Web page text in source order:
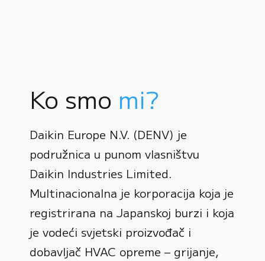
Ko smo mi?
Daikin Europe N.V. (DENV) je
podružnica u punom vlasništvu
Daikin Industries Limited.
Multinacionalna je korporacija koja je
registrirana na Japanskoj burzi i koja
je vodeći svjetski proizvođač i
dobavljač HVAC opreme – grijanje,
0